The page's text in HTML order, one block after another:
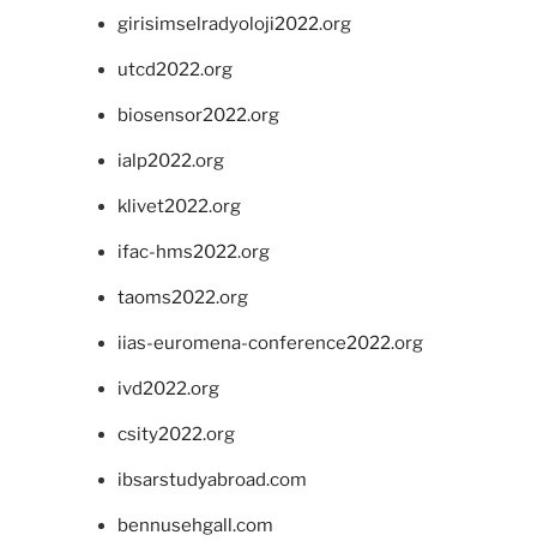
girisimselradyoloji2022.org
utcd2022.org
biosensor2022.org
ialp2022.org
klivet2022.org
ifac-hms2022.org
taoms2022.org
iias-euromena-conference2022.org
ivd2022.org
csity2022.org
ibsarstudyabroad.com
bennusehgall.com